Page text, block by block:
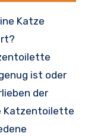
Katze
ist oder
der
Katzentoilette